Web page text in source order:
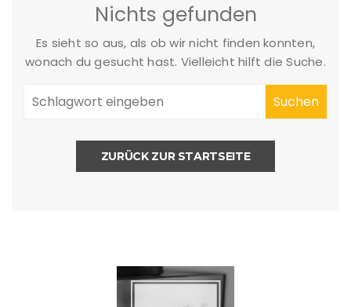
Nichts gefunden
Es sieht so aus, als ob wir nicht finden konnten,
wonach du gesucht hast. Vielleicht hilft die Suche.
ZURÜCK ZUR STARTSEITE